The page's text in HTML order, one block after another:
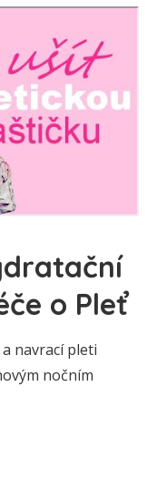
o Pleť
navrací pleti
nočním